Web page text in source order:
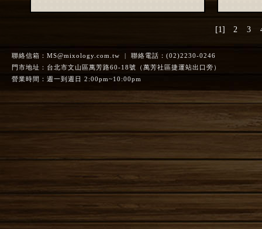
[1] 2 3
聯絡信箱： MS@mixology.com.tw | 聯絡電話：(02)2230-0246
門市地址：台北市文山區萬芳路60-18號（萬芳社區捷運站出口旁）
營業時間：週一到週日 2:00pm~10:00pm